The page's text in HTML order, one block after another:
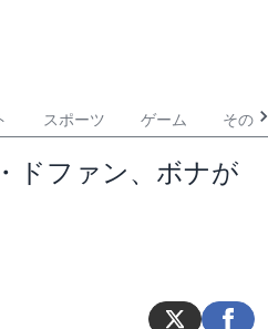
スポーツ ゲーム その他
ドファン、ボナが